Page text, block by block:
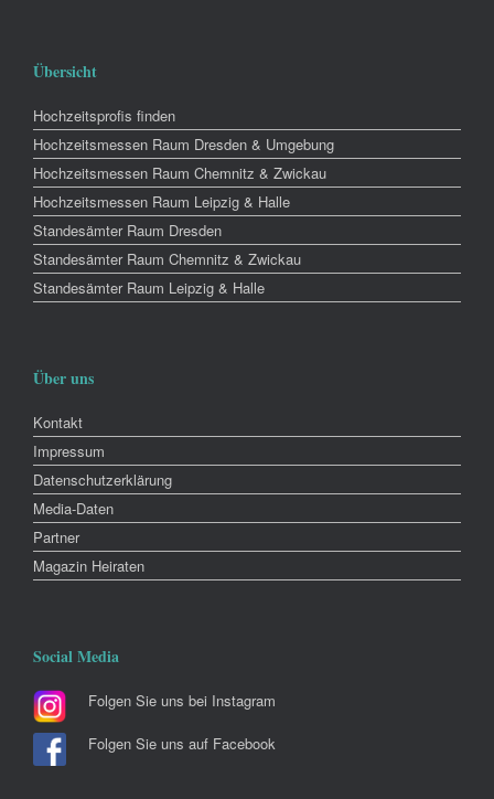
Übersicht
Hochzeitsprofis finden
Hochzeitsmessen Raum Dresden & Umgebung
Hochzeitsmessen Raum Chemnitz & Zwickau
Hochzeitsmessen Raum Leipzig & Halle
Standesämter Raum Dresden
Standesämter Raum Chemnitz & Zwickau
Standesämter Raum Leipzig & Halle
Über uns
Kontakt
Impressum
Datenschutzerklärung
Media-Daten
Partner
Magazin Heiraten
Social Media
Folgen Sie uns bei Instagram
Folgen Sie uns auf Facebook